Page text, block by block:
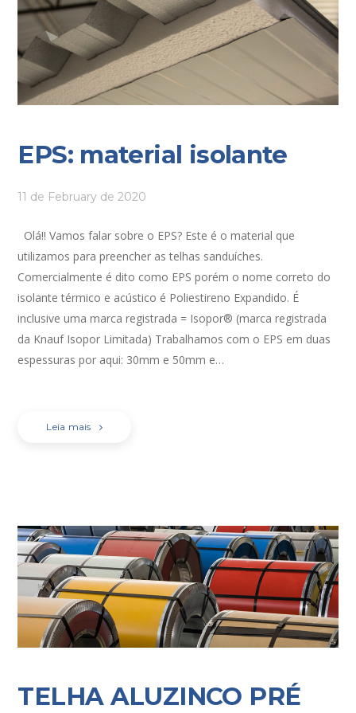
EPS: material isolante
11 de February de 2020
Olá!! Vamos falar sobre o EPS? Este é o material que
utilizamos para preencher as telhas sanduíches.
Comercialmente é dito como EPS porém o nome correto do
isolante térmico e acústico é Poliestireno Expandido. É
inclusive uma marca registrada = Isopor® (marca registrada
da Knauf Isopor Limitada) Trabalhamos com o EPS em duas
espessuras por aqui: 30mm e 50mm e…
Leia mais
TELHA ALUZINCO PRÉ